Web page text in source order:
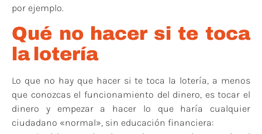
por ejemplo.
Qué no hacer si te toca
la lotería
Lo que no hay que hacer si te toca la lotería, a menos
que conozcas el funcionamiento del dinero, es tocar el
dinero y empezar a hacer lo que haría cualquier
ciudadano «normal», sin educación financiera: